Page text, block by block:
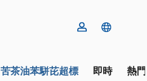
苦茶油苯駢芘超標 即時 熱